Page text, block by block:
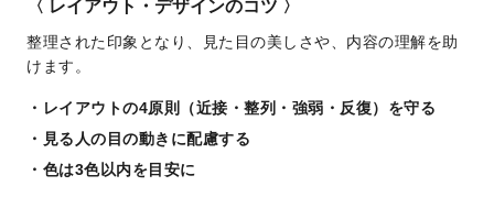
〈 レイアウト・デザインのコツ 〉
整理された印象となり、見た目の美しさや、内容の理解を助
けます。
レイアウトの4原則（近接・整列・強弱・反復）を守る
見る人の目の動きに配慮する
色は3色以内を目安に